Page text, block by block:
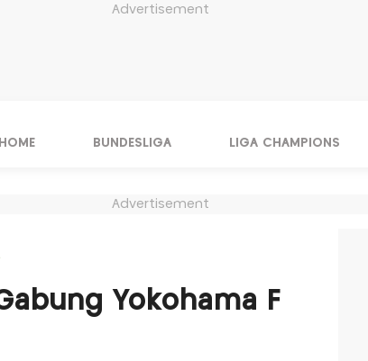
Advertisement
HOME BUNDESLIGA LIGA CHAMPIONS
Advertisement
Yokohama F